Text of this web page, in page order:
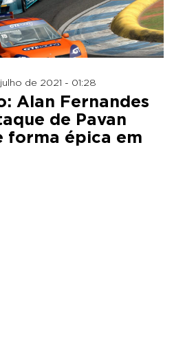
de 2021 - 01:28
Alan Fernandes
de Pavan
forma épica em